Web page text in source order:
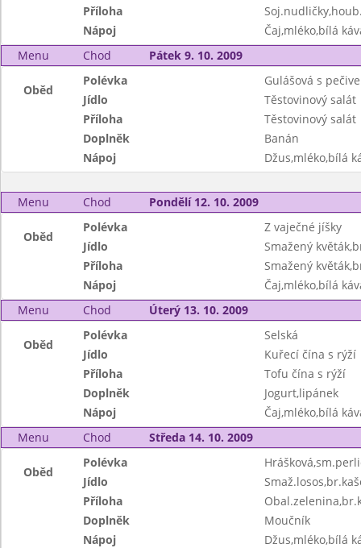
Příloha
Nápoj
Čaj,mléko,bílá
Menu
Chod Pátek 9. 10. 2009
Oběd
Polévka
Gulášová s
Jídlo
Těstovinový salát
Příloha
Těstovinový salát
Doplněk
Banán
Nápoj
Džus,mléko,bílá
Menu Chod Pondělí 12. 10. 2009
Oběd
Polévka
Z vaječné jíšky
Jídlo
Smažený
Příloha
Smažený
Nápoj
Čaj,mléko,bílá
Menu
Chod Úterý 13. 10. 2009
Oběd
Polévka
Selská
Jídlo
Kuřecí čína s rýží
Příloha
Tofu čína s rýží
Doplněk
Jogurt,lipánek
Nápoj
Čaj,mléko,bílá
Menu
Chod Středa 14. 10. 2009
Oběd
Polévka
Jídlo
Příloha
Doplněk
Moučník
Nápoj
Džus,mléko,bílá